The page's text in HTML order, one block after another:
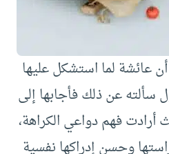
عائشة لما استشكل عليها
عن ذلك فأجابها إلى
فهم دواعي الكراهة،
وحسن إدراكها نفسية